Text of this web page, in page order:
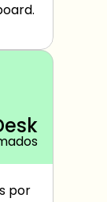
por